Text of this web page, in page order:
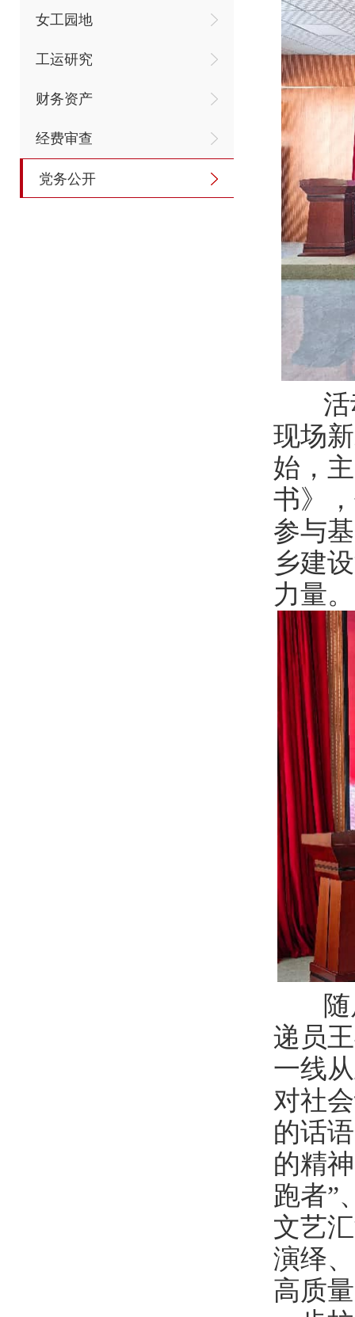
女工园地
工运研究
财务资产
经费审查
党务公开
现场
始，
书》
参与
乡建
力量。
随后
递员
一线
对社
的话
的精
跑者”
文艺
演绎
高质